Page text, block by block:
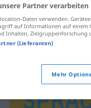
Partner
Daten verwenden.
auf Informationen auf einem
Inhalten, Zielgruppenforschung
(Lieferanten)
Mehr